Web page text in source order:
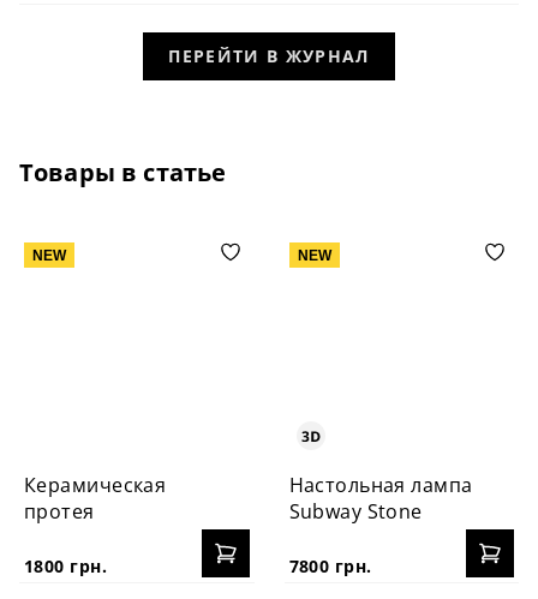
ПЕРЕЙТИ В ЖУРНАЛ
Товары в статье
NEW
Керамическая
протея
1800 грн.
NEW
Настольная лампа
Subway Stone
7800 грн.